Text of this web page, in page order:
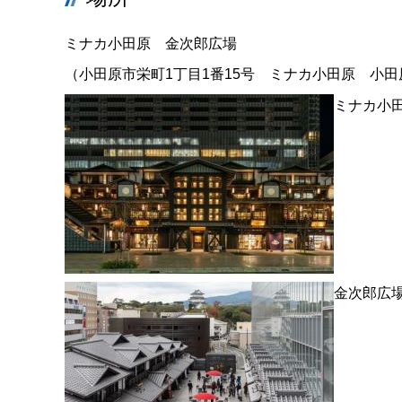
ミナカ小田原 金次郎広場
（小田原市栄町1丁目1番15号 ミナカ小田原 小田
ミナカ小
金次郎広